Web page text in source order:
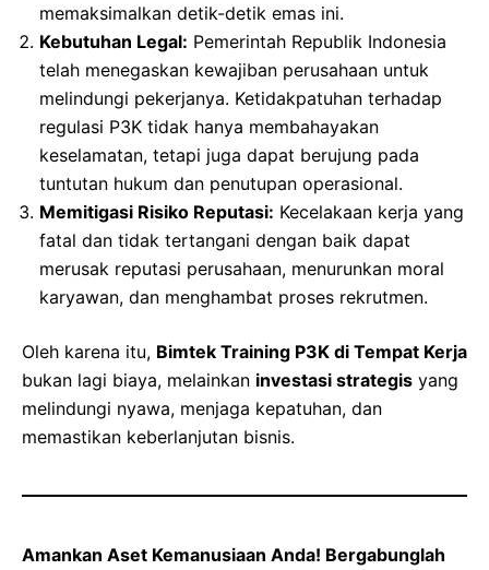
memaksimalkan detik-detik emas ini.
Kebutuhan Legal: Pemerintah Republik Indonesia
telah menegaskan kewajiban perusahaan untuk
melindungi pekerjanya. Ketidakpatuhan terhadap
regulasi P3K tidak hanya membahayakan
keselamatan, tetapi juga dapat berujung pada
tuntutan hukum dan penutupan operasional.
Memitigasi Risiko Reputasi: Kecelakaan kerja yang
fatal dan tidak tertangani dengan baik dapat
merusak reputasi perusahaan, menurunkan moral
karyawan, dan menghambat proses rekrutmen.
Oleh karena itu, Bimtek Training P3K di Tempat Kerja
bukan lagi biaya, melainkan investasi strategis yang
melindungi nyawa, menjaga kepatuhan, dan
memastikan keberlanjutan bisnis.
Amankan Aset Kemanusiaan Anda! Bergabunglah